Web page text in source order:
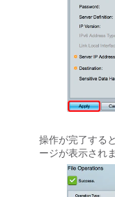
操作が完了する
ージが表示されま